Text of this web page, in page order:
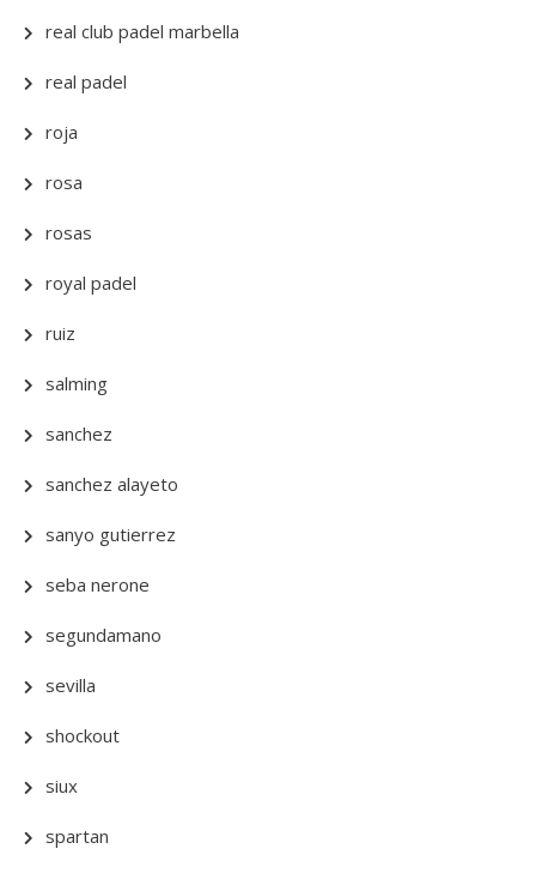
real club padel marbella
real padel
roja
rosa
rosas
royal padel
ruiz
salming
sanchez
sanchez alayeto
sanyo gutierrez
seba nerone
segundamano
sevilla
shockout
siux
spartan